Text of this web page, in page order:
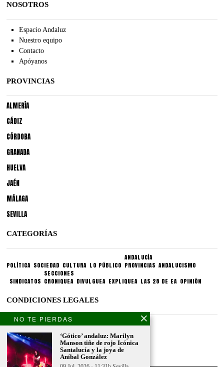
NOSOTROS
Espacio Andaluz
Nuestro equipo
Contacto
Apóyanos
PROVINCIAS
ALMERÍA
CÁDIZ
CÓRDOBA
GRANADA
HUELVA
JAÉN
MÁLAGA
SEVILLA
CATEGORÍAS
POLÍTICA SOCIEDAD CULTURA LO PÚBLICO
ANDALUCÍA
PROVINCIAS ANDALUCISMO
SINDICATOS
SECCIONES
CRONIQUEA DIVULGUEA EXPLIQUEA LAS 28 DE EA OPINIÓN
CONDICIONES LEGALES
Aviso legal
Politica de privacidad
Politica de condiciones
NO TE PIERDAS
‘Gótico’ andaluz: Marilyn
Manson tiñe de rojo Icónica
Santalucía y la joya de
Aníbal González